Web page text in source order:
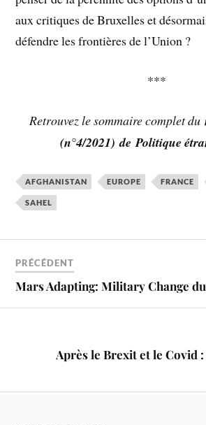
aux critiques de Bruxelles et
défendre les frontières de l’Union ?
***
Retrouvez le sommaire complet du
(n°4/2021) dePolitique
AFGHANISTAN EUROPE FRANCE
SAHEL
PRÉCÉDENT
Mars Adapting: Military Change
Après le Brexit et le Covid